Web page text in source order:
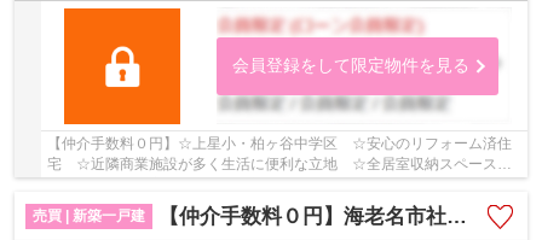
会員登録をして限定物件を見る
【仲介手数料０円】☆上星小・柏ヶ谷中学区 ☆安心のリフォーム済住
宅 ☆近隣商業施設が多く生活に便利な立地 ☆全居室収納スペースあ
売買 | 新築一戸建
【仲介手数料０円】海老名市社家第16 新築一戸建て 全10棟